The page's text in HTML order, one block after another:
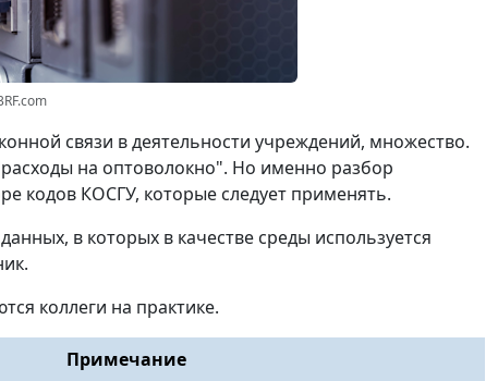
связи в деятельности учреждений, множество.
на оптоволокно". Но именно разбор
кодов КОСГУ, которые следует применять.
в которых в качестве среды используется
коллеги на практике.
Примечание